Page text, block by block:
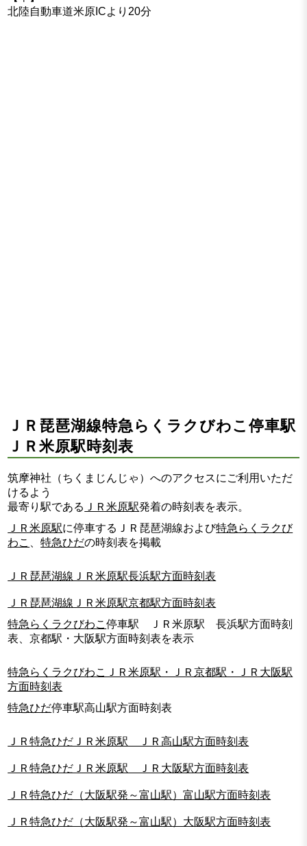
北陸自動車道米原ICより20分
ＪＲ琵琶湖線特急らくラクびわこ停車駅
ＪＲ米原駅時刻表
筑摩神社（ちくまじんじゃ）へのアクセスにご利用いただ
けるよう
最寄り駅である ＪＲ米原駅発着の時刻表を表示。
ＪＲ米原駅に停車するＪＲ琵琶湖線および特急らくラクび
わこ
、特急ひだの時刻表を掲載
ＪＲ琵琶湖線ＪＲ米原駅長浜駅方面時刻表
ＪＲ琵琶湖線ＪＲ米原駅京都駅方面時刻表
特急らくラクびわこ停車駅 ＪＲ米原駅 長浜駅方面時刻
表、京都駅・大阪駅方面時刻表を表示
特急らくラクびわこＪＲ米原駅・ＪＲ京都駅・ＪＲ大阪駅
方面時刻表
特急ひだ停車駅高山駅方面時刻表
ＪＲ特急ひだＪＲ米原駅 ＪＲ高山駅方面時刻表
ＪＲ特急ひだＪＲ米原駅 ＪＲ大阪駅方面時刻表
ＪＲ特急ひだ（大阪駅発～富山駅）富山駅方面時刻表
ＪＲ特急ひだ（大阪駅発～富山駅）大阪駅方面時刻表